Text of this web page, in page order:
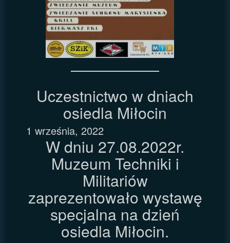
Uczestnictwo w dniach
osiedla Miłocin
1 września, 2022
W dniu 27.08.2022r.
Muzeum Techniki i
Militariów
zaprezentowało wystawę
specjalna na dzień
osiedla Miłocin.